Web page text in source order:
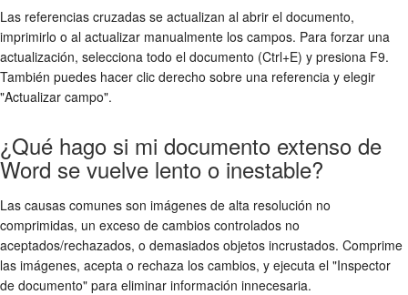
Las referencias cruzadas se actualizan al abrir el documento,
imprimirlo o al actualizar manualmente los campos. Para forzar una
actualización, selecciona todo el documento (Ctrl+E) y presiona F9.
También puedes hacer clic derecho sobre una referencia y elegir
"Actualizar campo".
¿Qué hago si mi documento extenso de
Word se vuelve lento o inestable?
Las causas comunes son imágenes de alta resolución no
comprimidas, un exceso de cambios controlados no
aceptados/rechazados, o demasiados objetos incrustados. Comprime
las imágenes, acepta o rechaza los cambios, y ejecuta el "Inspector
de documento" para eliminar información innecesaria.